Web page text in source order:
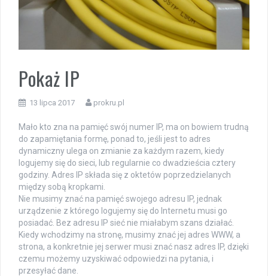
Pokaż IP
13 lipca 2017 prokru.pl
Mało kto zna na pamięć swój numer IP, ma on bowiem trudną
do zapamiętania formę, ponad to, jeśli jest to adres
dynamiczny ulega on zmianie za każdym razem, kiedy
logujemy się do sieci, lub regularnie co dwadzieścia cztery
godziny. Adres IP składa się z oktetów poprzedzielanych
między sobą kropkami.
Nie musimy znać na pamięć swojego adresu IP, jednak
urządzenie z którego logujemy się do Internetu musi go
posiadać. Bez adresu IP sieć nie miałabym szans działać.
Kiedy wchodzimy na stronę, musimy znać jej adres WWW, a
strona, a konkretnie jej serwer musi znać nasz adres IP, dzięki
czemu możemy uzyskiwać odpowiedzi na pytania, i
przesyłać dane.